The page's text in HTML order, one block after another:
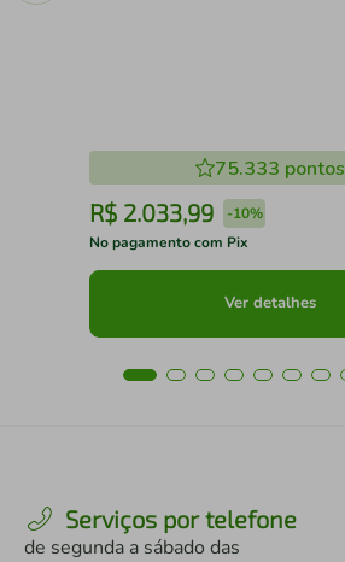
75.333 pontos
R$ 2.033,99 -10%
No pagamento com Pix
Ver detalhes
Serviços por telefone
de segunda a sábado das